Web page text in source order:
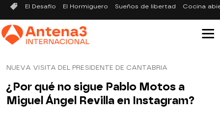
El Desafío El Hormiguero Sueños de libertad Cocina
NUEVA VISITA DEL PRESIDENTE DE CANTABRIA
¿Por qué no sigue Pablo Motos a
Miguel Ángel Revilla en Instagram?